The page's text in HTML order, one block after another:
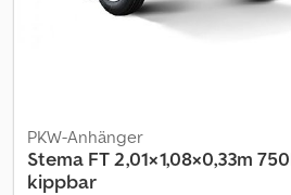
PKW-Anhänger
Stema FT 2,01×1,08×0,33m
kippbar